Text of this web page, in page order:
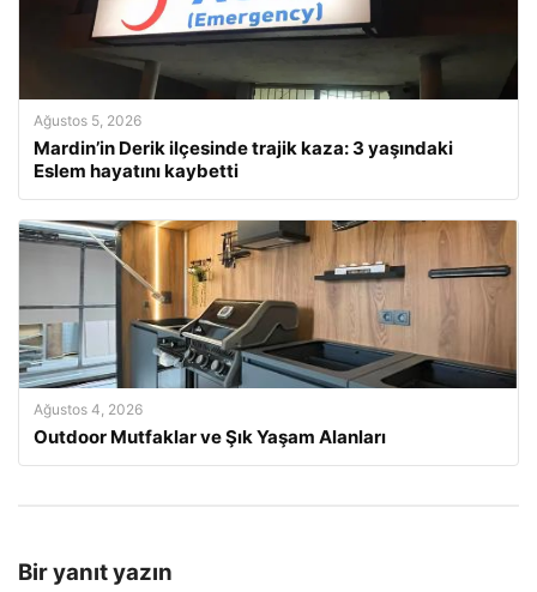
Ağustos 5, 2026
Mardin’in Derik ilçesinde trajik kaza: 3 yaşındaki
Eslem hayatını kaybetti
Ağustos 4, 2026
Outdoor Mutfaklar ve Şık Yaşam Alanları
Bir yanıt yazın